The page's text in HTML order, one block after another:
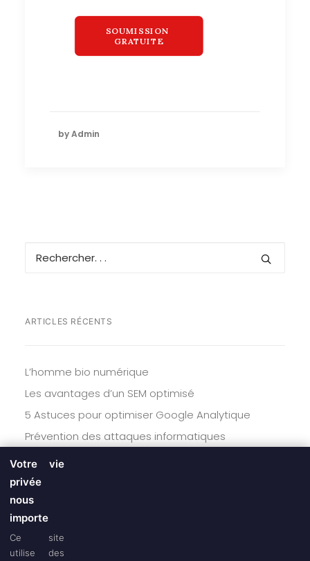
SOUMISSION
GRATUITE
by Admin
ARTICLES RÉCENTS
L’homme bio numérique
Les avantages d’un SEM optimisé
5 Astuces pour optimiser Google Analytique
Prévention des attaques informatiques
Les avantages de la rédaction web
Votre vie
privée
nous
importe
Ce site
utilise des